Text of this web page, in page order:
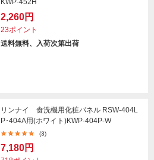
KWP-452H
2,260円
23ポイント
送料無料、入荷次第出荷
リンナイ 食洗機用化粧パネル RSW-404L
P･404A用(ホワイト)KWP-404P-W
(3)
7,180円